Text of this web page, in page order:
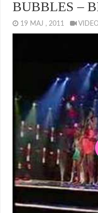
BUBBLES –
19 MAJ , 2011